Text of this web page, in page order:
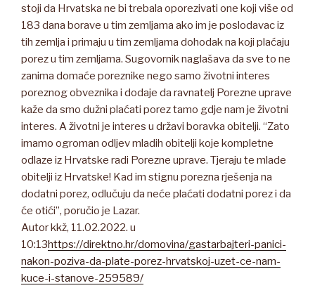
stoji da Hrvatska ne bi trebala oporezivati one koji više od
183 dana borave u tim zemljama ako im je poslodavac iz
tih zemlja i primaju u tim zemljama dohodak na koji plaćaju
porez u tim zemljama. Sugovornik naglašava da sve to ne
zanima domaće poreznike nego samo životni interes
poreznog obveznika i dodaje da ravnatelj Porezne uprave
kaže da smo dužni plaćati porez tamo gdje nam je životni
interes. A životni je interes u državi boravka obitelji. “Zato
imamo ogroman odljev mladih obitelji koje kompletne
odlaze iz Hrvatske radi Porezne uprave. Tjeraju te mlade
obitelji iz Hrvatske! Kad im stignu porezna rješenja na
dodatni porez, odlučuju da neće plaćati dodatni porez i da
će otići”, poručio je Lazar.
Autor kkž, 11.02.2022. u
10:13https://direktno.hr/domovina/gastarbajteri-panici-
nakon-poziva-da-plate-porez-hrvatskoj-uzet-ce-nam-
kuce-i-stanove-259589/